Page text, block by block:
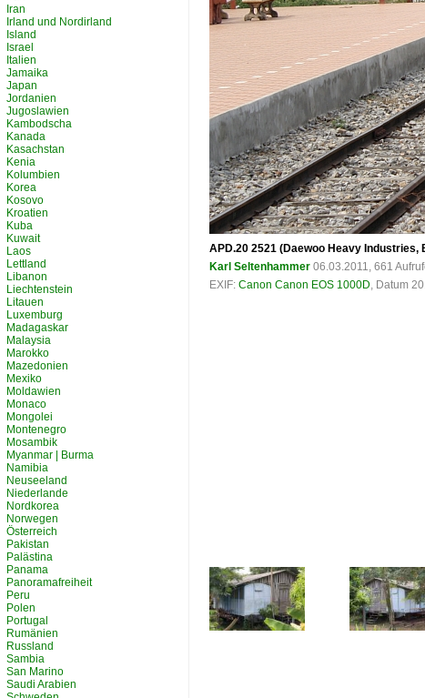
APD.20 2521 (Daewoo Heavy Industries,
Karl Seltenhammer 06.03.2011, 661
EXIF: Canon Canon EOS 1000D, Datum
Iran
Irland und Nordirland
Island
Israel
Italien
Jamaika
Japan
Jordanien
Jugoslawien
Kambodscha
Kanada
Kasachstan
Kenia
Kolumbien
Korea
Kosovo
Kroatien
Kuba
Kuwait
Laos
Lettland
Libanon
Liechtenstein
Litauen
Luxemburg
Madagaskar
Malaysia
Marokko
Mazedonien
Mexiko
Moldawien
Monaco
Mongolei
Montenegro
Mosambik
Myanmar | Burma
Namibia
Neuseeland
Niederlande
Nordkorea
Norwegen
Österreich
Pakistan
Palästina
Panama
Panoramafreiheit
Peru
Polen
Portugal
Rumänien
Russland
Sambia
San Marino
Saudi Arabien